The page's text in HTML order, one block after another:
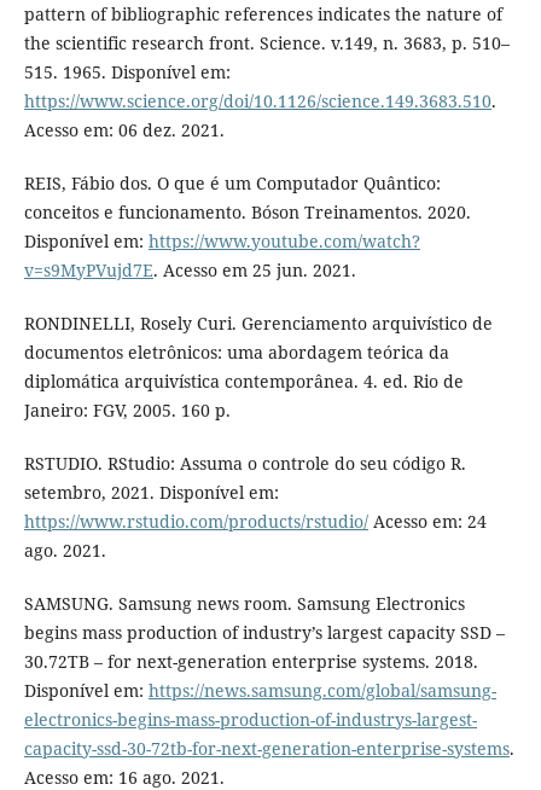
pattern of bibliographic references indicates the nature of
the scientific research front. Science. v.149, n. 3683, p. 510–
515. 1965. Disponível em:
https://www.science.org/doi/10.1126/science.149.3683.510.
Acesso em: 06 dez. 2021.
REIS, Fábio dos. O que é um Computador Quântico:
conceitos e funcionamento. Bóson Treinamentos. 2020.
Disponível em: https://www.youtube.com/watch?
v=s9MyPVujd7E. Acesso em 25 jun. 2021.
RONDINELLI, Rosely Curi. Gerenciamento arquivístico de
documentos eletrônicos: uma abordagem teórica da
diplomática arquivística contemporânea. 4. ed. Rio de
Janeiro: FGV, 2005. 160 p.
RSTUDIO. RStudio: Assuma o controle do seu código R.
setembro, 2021. Disponível em:
https://www.rstudio.com/products/rstudio/Acesso em: 24
ago. 2021.
SAMSUNG. Samsung news room. Samsung Electronics
begins mass production of industry’s largest capacity SSD –
30.72TB – for next-generation enterprise systems. 2018.
Disponível em: https://news.samsung.com/global/samsung-
electronics-begins-mass-production-of-industrys-largest-
capacity-ssd-30-72tb-for-next-generation-enterprise-systems.
Acesso em: 16 ago. 2021.